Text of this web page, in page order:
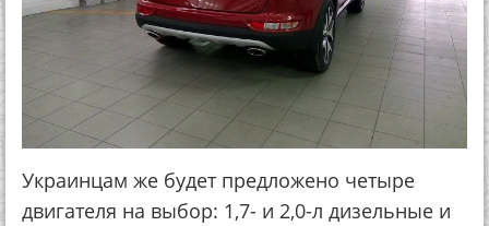
Украинцам же будет предложено четыре
двигателя на выбор: 1,7- и 2,0-л дизельные и